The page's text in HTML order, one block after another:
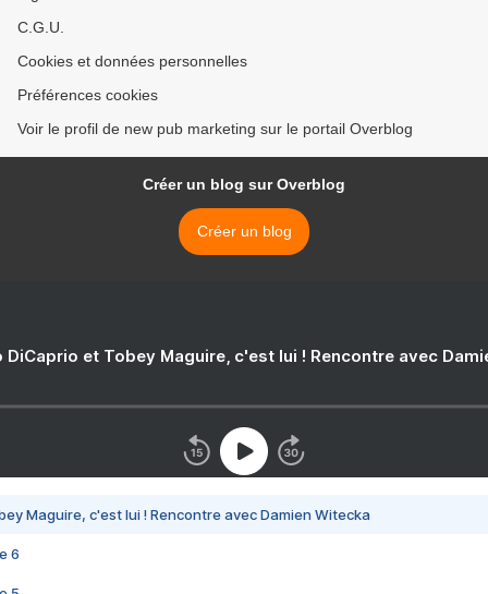
C.G.U.
Cookies et données personnelles
Préférences cookies
Voir le profil de new pub marketing sur le portail Overblog
Créer un blog sur Overblog
Créer un blog
DiCaprio et Tobey Maguire, c'est lui ! Rencontre avec
Maguire, c'est lui ! Rencontre avec Damien Witecka
6